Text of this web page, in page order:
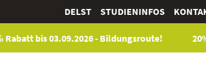
DELST STUDIENINFOS
bis 03.09.2026 - Bildungsroute! 20%